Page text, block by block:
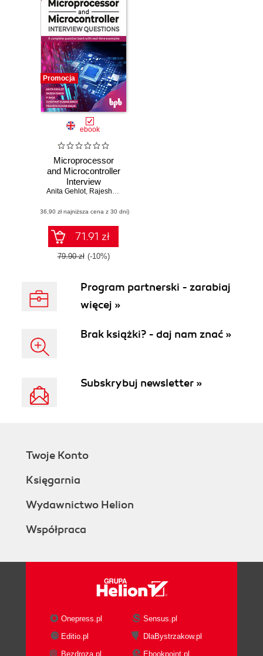
Promocja
ebook
Microprocessor
and Microcontroller
Interview
Questions
Anita Gehlot, Rajesh Singh
(36,90 zł najniższa cena z 30 dni)
71.91 zł
79.90 zł (-10%)
Program partnerski - zarabiaj
więcej »
Brak książki? - daj nam znać »
Subskrybuj newsletter »
Twoje Konto
Księgarnia
Wydawnictwo Helion
Współpraca
Onepress.pl
Sensus.pl
Editio.pl
DlaBystrzakow.pl
Bezdroza.pl
Ebookpoint.pl